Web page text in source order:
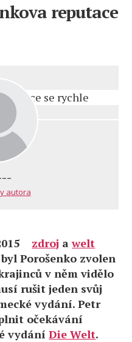
reputace
autora
zdroj awelt
Porošenko zvolen
v něm vidělo
rušit jeden svůj
vydání. Petr
očekávání
vydáníDie Welt.